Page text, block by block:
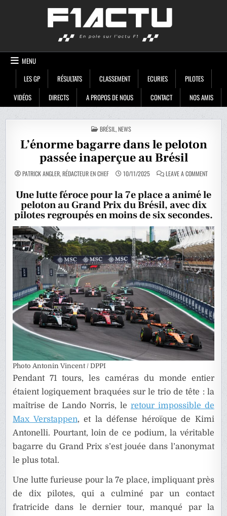
MENU
LES GP
RÉSULTATS CLASSEMENT ECURIES
PILOTES
VIDÉOS
DIRECTS A PROPOS DE NOUS CONTACT NOS AMIS
POSTED
IN
BRÉSIL,NEWS
L’énorme bagarre dans le peloton
passée inaperçue au Brésil
PATRICK ANGLER, RÉDACTEUR EN CHEF 10/11/2025 LEAVE A COMMENTON
DANS
LE
AU
BRÉSIL
Une lutte féroce pour la 7e place a animé le
peloton au Grand Prix du Brésil, avec dix
pilotes regroupés en moins de six secondes.
Photo Antonin Vincent / DPPI
Pendant 71 tours, les caméras du monde entier
étaient logiquement braquées sur le trio de tête : la
maîtrise de Lando Norris, le retour impossible de
Max Verstappen, et la défense héroïque de Kimi
Antonelli. Pourtant, loin de ce podium, la véritable
bagarre du Grand Prix s’est jouée dans l’anonymat
le plus total.
Une lutte furieuse pour la 7e place, impliquant près
de dix pilotes, qui a culminé par un contact
fratricide dans le dernier tour, manqué par la